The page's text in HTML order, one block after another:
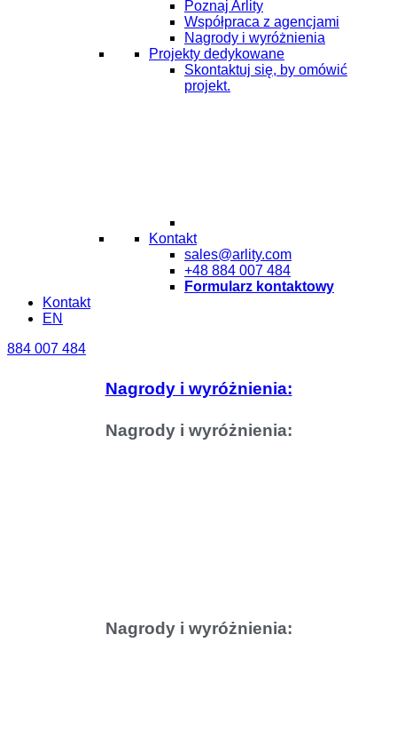
Poznaj Arlity
Współpraca z agencjami
Nagrody i wyróżnienia
Projekty dedykowane
Skontaktuj się, by omówić
projekt.
Kontakt
sales@arlity.com
+48 884 007 484
Formularz kontaktowy
Kontakt
EN
884 007 484
Nagrody i wyróżnienia:
Nagrody i wyróżnienia:
Nagrody i wyróżnienia: